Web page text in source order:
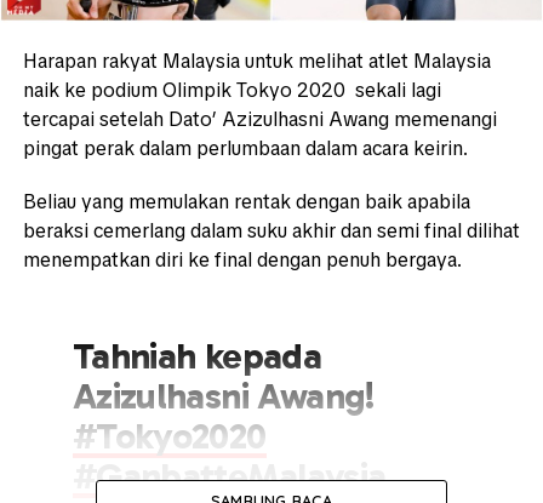
Harapan rakyat Malaysia untuk melihat atlet Malaysia
naik ke podium Olimpik Tokyo 2020 sekali lagi
tercapai setelah Dato’ Azizulhasni Awang memenangi
pingat perak dalam perlumbaan dalam acara keirin.
Beliau yang memulakan rentak dengan baik apabila
beraksi cemerlang dalam suku akhir dan semi final dilihat
menempatkan diri ke final dengan penuh bergaya.
Tahniah kepada
Azizulhasni Awang!
#Tokyo2020
#GanbatteMalaysia